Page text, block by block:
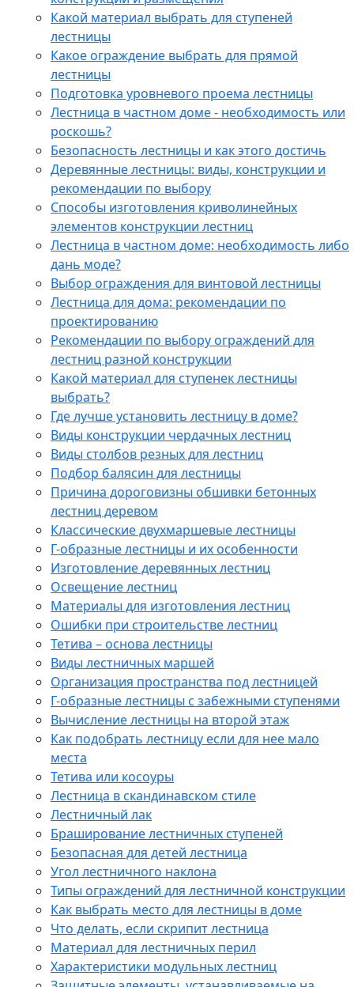
Какой материал выбрать для ступеней
лестницы
Какое ограждение выбрать для прямой
лестницы
Подготовка уровневого проема лестницы
Лестница в частном доме - необходимость или
роскошь?
Безопасность лестницы и как этого достичь
Деревянные лестницы: виды, конструкции и
рекомендации по выбору
Способы изготовления криволинейных
элементов конструкции лестниц
Лестница в частном доме: необходимость либо
дань моде?
Выбор ограждения для винтовой лестницы
Лестница для дома: рекомендации по
проектированию
Рекомендации по выбору ограждений для
лестниц разной конструкции
Какой материал для ступенек лестницы
выбрать?
Где лучше установить лестницу в доме?
Виды конструкции чердачных лестниц
Виды столбов резных для лестниц
Подбор балясин для лестницы
Причина дороговизны обшивки бетонных
лестниц деревом
Классические двухмаршевые лестницы
Г-образные лестницы и их особенности
Изготовление деревянных лестниц
Освещение лестниц
Материалы для изготовления лестниц
Ошибки при строительстве лестниц
Тетива – основа лестницы
Виды лестничных маршей
Организация пространства под лестницей
Г-образные лестницы с забежными ступенями
Вычисление лестницы на второй этаж
Как подобрать лестницу если для нее мало
места
Тетива или косоуры
Лестница в скандинавском стиле
Лестничный лак
Браширование лестничных ступеней
Безопасная для детей лестница
Угол лестничного наклона
Типы ограждений для лестничной конструкции
Как выбрать место для лестницы в доме
Что делать, если скрипит лестница
Материал для лестничных перил
Характеристики модульных лестниц